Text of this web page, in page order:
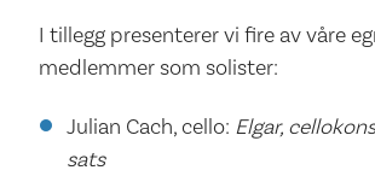
I tillegg presenterer vi fire av våre
medlemmer som solister:
Julian Cach, cello: Elgar,
sats